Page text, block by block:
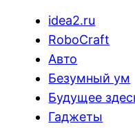
idea2.ru
RoboCraft
Авто
Безумный ум
Будущее
Гаджеты